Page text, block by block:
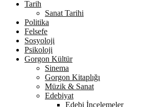
Tarih
Sanat Tarihi
Politika
Felsefe
Sosyoloji
Psikoloji
Gorgon Kültür
Sinema
Gorgon Kitaplığı
Müzik & Sanat
Edebiyat
Edebi İncelemeler